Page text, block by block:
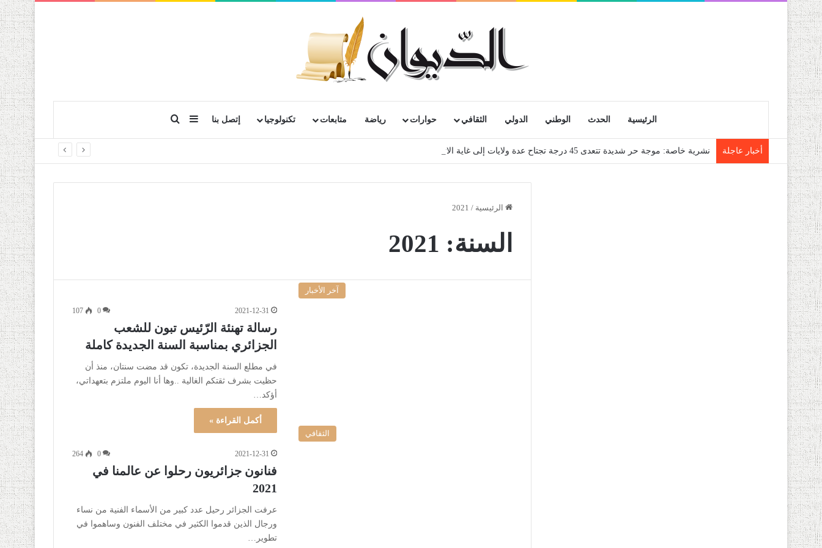
الرئيسية الحدث الوطني الدولي الثقافي حوارات رياضة متابعات تكنولوجيا إتصل بنا إضافة عمود جانبي
أخبار عاجلة نشرية خاصة: موجة حر شديدة تتعدى 45 درجة تجتاح عدة ولايات إلى غاية الاثنين
الرئيسية /
2021
السنة: 2021
آخر الأخبار
2021-12-31
0
107
رسالة تهنئة الرّئيس تبون للشعب
الجزائري بمناسبة السنة الجديدة كاملة
في مطلع السنة الجديدة، تكون قد مضت سنتان، منذ أن
حظيت بشرف ثقتكم الغالية ..وها أنا اليوم ملتزم بتعهداتي،
أؤكد…
أكمل القراءة »
الثقافي
2021-12-31
0
264
فنانون جزائريون رحلوا عن عالمنا في
2021
عرفت الجزائر رحيل عدد كبير من الأسماء الفنية من نساء
ورجال الذين قدموا الكثير في مختلف الفنون وساهموا في
تطوير…